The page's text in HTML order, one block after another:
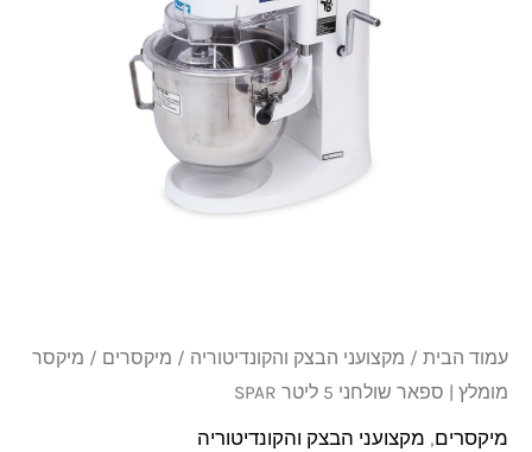
עמוד הבית / מקצועני הבצק והקונדיטוריה / מיקסרים / מיקסר
מומלץ | ספאר שולחני 5 ליטר SPAR
מיקסרים, מקצועני הבצק והקונדיטוריה